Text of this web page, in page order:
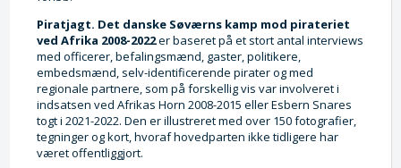
Piratjagt. Det danske Søværns kamp mod pirateriet
ved Afrika 2008-2022er baseret på et stort antal interviews
med officerer, befalingsmænd, gaster, politikere,
embedsmænd, selv-identificerende pirater og med
regionale partnere, som på forskellig vis var involveret i
indsatsen ved Afrikas Horn 2008-2015 eller Esbern Snares
togt i 2021-2022. Den er illustreret med over 150 fotografier,
tegninger og kort, hvoraf hovedparten ikke tidligere har
været offentliggjort.